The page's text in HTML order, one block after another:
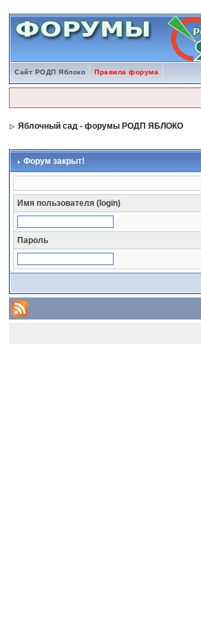
Сайт РОДП Яблоко Правила форума
Яблочный сад - форумы РОДП ЯБЛОКО
Форум закрыт!
Имя пользователя (login)
Пароль